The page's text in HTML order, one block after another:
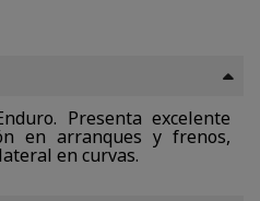
Presenta excelente
en arranques y frenos,
en curvas.